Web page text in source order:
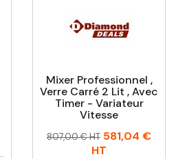
Mixer Professionnel ,
Verre Carré 2 Lit , Avec
Timer - Variateur
Vitesse
Prix
Prix
807,00 € HT 581,04 €
HT